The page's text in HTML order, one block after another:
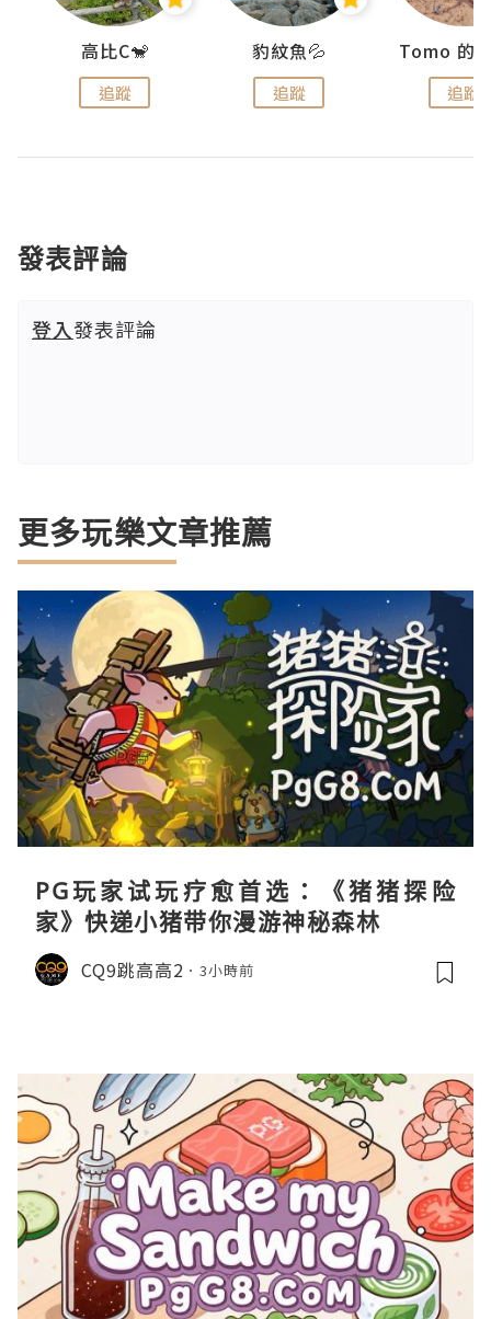
高比C🐒
追蹤
豹紋魚💦
追蹤 追蹤
發表評論
登入發表評論
更多玩樂文章推薦
PG玩家试玩疗愈首选：《猪猪探险
家》快递小猪带你漫游神秘森林
CQ9跳高高2 3小時前